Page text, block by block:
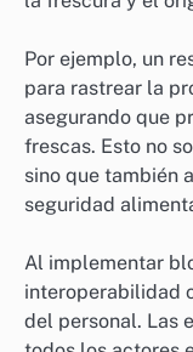
Blockchain en
El blockchain
transparente de
suministro de
que un
transportado, se
que permite a los
Por ejemplo, un
para rastrear la